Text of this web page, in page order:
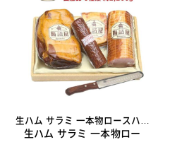
生ハム サラミ 一本物ロースハム
ベーコン スライスナイフ
生ハム サラミ 一本物ロー